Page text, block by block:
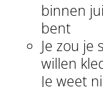
binnen
bent
Je zou je
willen
Je weet